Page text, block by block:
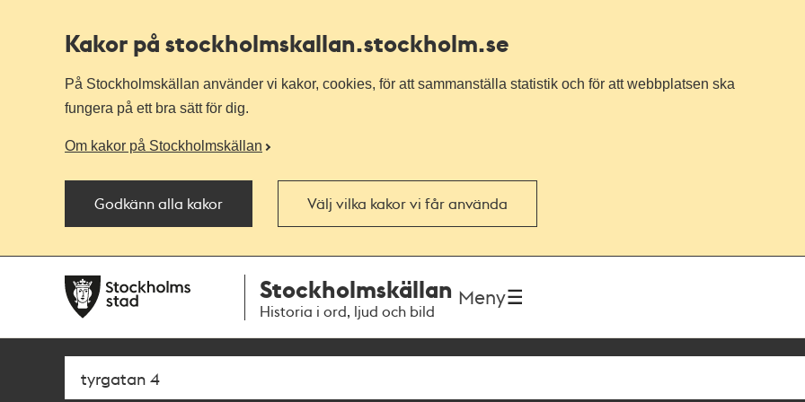
Kakor på stockholmskallan.stockholm.se
På Stockholmskällan använder vi kakor, cookies, för att sammanställa statistik och för att webbplatsen ska
fungera på ett bra sätt för dig.
Om kakor på Stockholmskällan
Godkänn alla kakor Välj vilka kakor vi får använda
navigationen
huvudinnehållet
Stockholmskällan
Historia i ord, ljud och bild
Meny
Sök